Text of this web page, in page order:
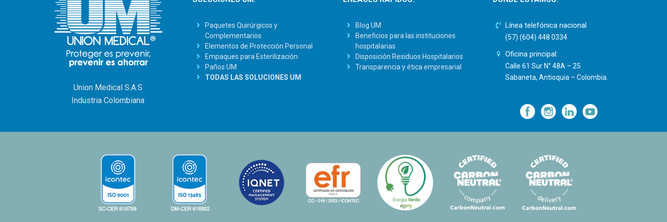
Union Medical S.A.S
Industria Colombiana
Paquetes Quirúrgicos y
Complementarios
Elementos de Protección Personal
Empaques para Esterilización
Paños UM
TODAS LAS SOLUCIONES UM
Blog UM
Beneficios para las instituciones
hospitalarias
Disposición Residuos Hospitalarios
Transparencia y ética empresarial
Línea telefónica nacional
(57) (604) 448 0334
Oficina principal:
Calle 61 Sur N° 48A – 25
Sabaneta, Antioquia – Colombia.